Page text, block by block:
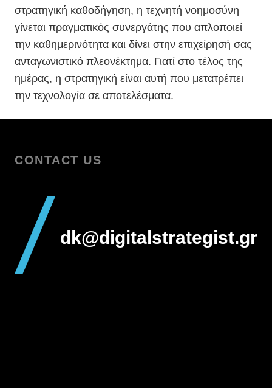
στρατηγική καθοδήγηση, η τεχνητή νοημοσύνη
γίνεται πραγματικός συνεργάτης που απλοποιεί
την καθημερινότητα και δίνει στην επιχείρησή σας
ανταγωνιστικό πλεονέκτημα. Γιατί στο τέλος της
ημέρας, η στρατηγική είναι αυτή που μετατρέπει
την τεχνολογία σε αποτελέσματα.
CONTACT US
dk@digitalstrategist.gr